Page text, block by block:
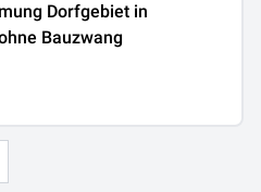
Dorfgebiet in
Bauzwang